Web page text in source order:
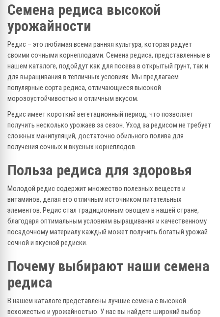
Семена редиса высокой
урожайности
Редис – это любимая всеми ранняя культура, которая радует
своими сочными корнеплодами. Семена редиса, представленные в
нашем каталоге, подойдут как для посева в открытый грунт, так и
для выращивания в тепличных условиях. Мы предлагаем
популярные сорта редиса, отличающиеся высокой
морозоустойчивостью и отличным вкусом.
Редис имеет короткий вегетационный период, что позволяет
получить несколько урожаев за сезон. Уход за редисом не требует
сложных манипуляций, достаточно обильного полива для
получения сочных и вкусных корнеплодов.
Польза редиса для здоровья
Молодой редис содержит множество полезных веществ и
витаминов, делая его отличным источником питательных
элементов. Редис стал традиционным овощем в нашей стране,
благодаря оптимальным условиям выращивания и качественному
посадочному материалу каждый может получить богатый урожай
сочной и вкусной редиски.
Почему выбирают наши семена
редиса
В нашем каталоге представлены лучшие семена с высокой
всхожестью и урожайностью. У нас вы найдете широкий выбор